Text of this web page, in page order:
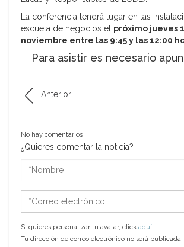
La conferencia tendrá lugar en las
escuela de negocios el próximo jueves
noviembre entre las 9:45 y las 12:00
Para asistir es necesario
Anterior
No hay comentarios
¿Quieres comentar la noticia?
electrónico
Si quieres personalizar tu avatar, click aquí
Tu dirección de correo electrónico no será publicada.